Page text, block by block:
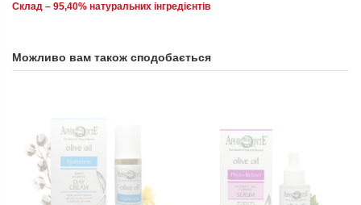
Склад – 95,40% натуральних інгредієнтів
Можливо вам також сподобається